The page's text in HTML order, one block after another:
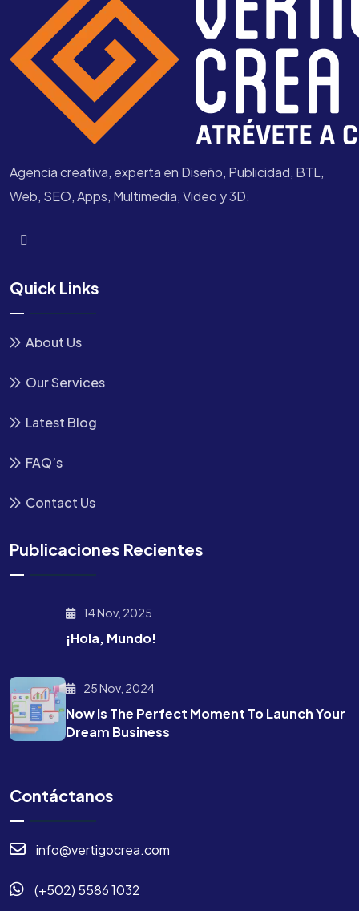
Agencia creativa, experta en Diseño, Publicidad, BTL,
Web, SEO, Apps, Multimedia, Video y 3D.
Quick Links
About Us
Our Services
Latest Blog
FAQ’s
Contact Us
Publicaciones Recientes
14 Nov, 2025
¡Hola, Mundo!
25 Nov, 2024
Now Is The Perfect Moment To Launch Your
Dream Business
Contáctanos
info@vertigocrea.com
(+502) 5586 1032